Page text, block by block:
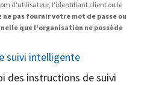
d'utilisateur, l'identifiant client ou le
ne pas fournir votre mot de passe ou
que l'organisation ne possède
suivi intelligente
des instructions de suivi